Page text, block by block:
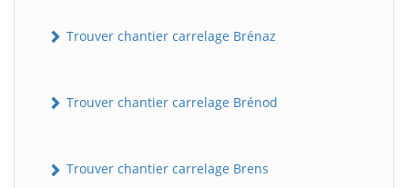
Trouver chantier carrelage Brénaz
Trouver chantier carrelage Brénod
Trouver chantier carrelage Brens